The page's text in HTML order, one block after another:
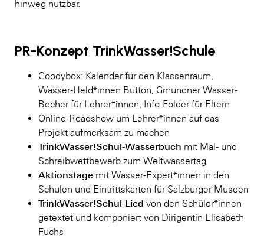
hinweg nutzbar.
PR-Konzept TrinkWasser!Schule
Goodybox: Kalender für den Klassenraum,
Wasser-Held*innen Button, Gmundner Wasser-
Becher für Lehrer*innen, Info-Folder für Eltern
Online-Roadshow um Lehrer*innen auf das
Projekt aufmerksam zu machen
TrinkWasser!Schul-Wasserbuch mit Mal- und
Schreibwettbewerb zum Weltwassertag
Aktionstage mit Wasser-Expert*innen in den
Schulen und Eintrittskarten für Salzburger Museen
TrinkWasser!Schul-Lied von den Schüler*innen
getextet und komponiert von Dirigentin Elisabeth
Fuchs